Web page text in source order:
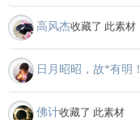
高风杰收藏了 此素材
日月昭昭，故*有明！
佛计收藏了 此素材